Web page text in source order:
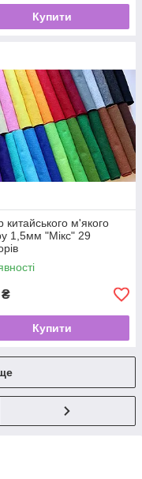
Купити
китайського м'якого
1,5мм "Мікс" 29
₴
Купити